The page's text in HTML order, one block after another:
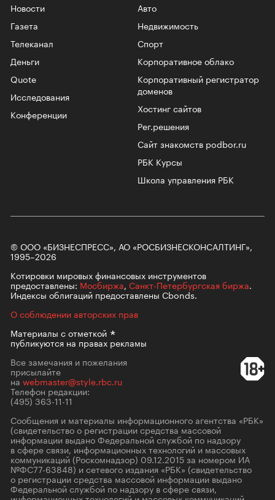
Новости
Газета
Телеканал
Авто
Недвижимость
Спорт
Корпоративное облако
Корпоративный регистратор
доменов
Хостинг сайтов
Рег.решения
Сайт знакомств podbor.ru
РБК Курсы
Школа управления РБК
Деньги
Quote
Исследования
Конференции
© ООО «БИЗНЕСПРЕСС», АО «РОСБИЗНЕСКОНСАЛТИНГ»,
1995–2026
Котировки мировых финансовых инструментов
предоставлены: Мосбиржа, Санкт-Петербургская биржа.
Индексы облигаций предоставлены Cbonds.
О соблюдении авторских прав
Материалы сотметкой
публикуются на правах рекламы
Все замечания и пожелания
присылайте
на webmaster@style.rbc.ru
Телефон редакции:
(495) 363-11-11
Сообщения и материалы информационного агентства «РБК»
(свидетельство о регистрации средства массовой
информации выдано Федеральной службой по надзору
в сфере связи, информационных технологий и массовых
коммуникаций (Роскомнадзор) 09.12.2015 за номером ИА
№ФС77-63848) и сетевого издания «РБК» (свидетельство
о регистрации средства массовой информации выдано
Федеральной службой по надзору в сфере связи,